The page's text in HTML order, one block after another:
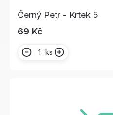
Černý Petr - Krtek 5
69 Kč
ks